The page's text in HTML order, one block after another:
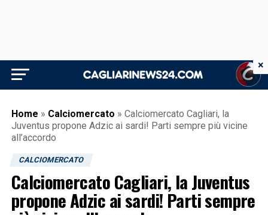
Home » Calciomercato » Calciomercato Cagliari, la
Juventus propone Adzic ai sardi! Parti sempre più vicine
all’accordo
CALCIOMERCATO
Calciomercato Cagliari, la Juventus
propone Adzic ai sardi! Parti sempre
×